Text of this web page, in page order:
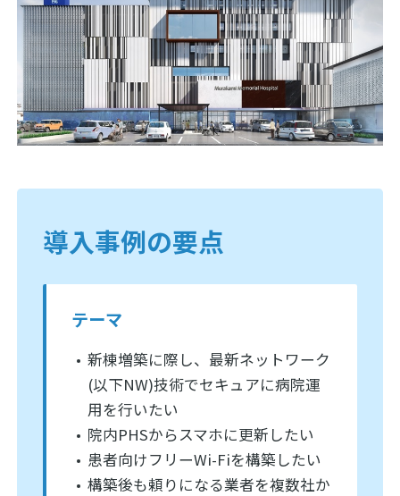
導入事例の要点
テーマ
新棟増築に際し、最新ネットワーク
(以下NW)技術でセキュアに病院運
用を行いたい
院内PHSからスマホに更新したい
患者向けフリーWi-Fiを構築したい
構築後も頼りになる業者を複数社か